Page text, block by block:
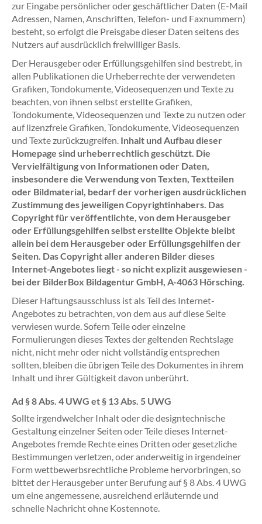
zur Eingabe persönlicher oder geschäftlicher Daten (E-Mail
Adressen, Namen, Anschriften, Telefon- und Faxnummern)
besteht, so erfolgt die Preisgabe dieser Daten seitens des
Nutzers auf ausdrücklich freiwilliger Basis.
Der Herausgeber oder Erfüllungsgehilfen sind bestrebt, in
allen Publikationen die Urheberrechte der verwendeten
Grafiken, Tondokumente, Videosequenzen und Texte zu
beachten, von ihnen selbst erstellte Grafiken,
Tondokumente, Videosequenzen und Texte zu nutzen oder
auf lizenzfreie Grafiken, Tondokumente, Videosequenzen
und Texte zurückzugreifen. Inhalt und Aufbau dieser
Homepage sind urheberrechtlich geschützt. Die
Vervielfältigung von Informationen oder Daten,
insbesondere die Verwendung von Texten, Textteilen
oder Bildmaterial, bedarf der vorherigen ausdrücklichen
Zustimmung des jeweiligen Copyrightinhabers. Das
Copyright für veröffentlichte, von dem Herausgeber
oder Erfüllungsgehilfen selbst erstellte Objekte bleibt
allein bei dem Herausgeber oder Erfüllungsgehilfen der
Seiten. Das Copyright aller anderen Bilder dieses
Internet-Angebotes liegt - so nicht explizit ausgewiesen -
bei der BilderBox Bildagentur GmbH, A-4063 Hörsching.
Dieser Haftungsausschluss ist als Teil des Internet-
Angebotes zu betrachten, von dem aus auf diese Seite
verwiesen wurde. Sofern Teile oder einzelne
Formulierungen dieses Textes der geltenden Rechtslage
nicht, nicht mehr oder nicht vollständig entsprechen
sollten, bleiben die übrigen Teile des Dokumentes in ihrem
Inhalt und ihrer Gültigkeit davon unberührt.
Ad § 8 Abs. 4 UWG et § 13 Abs. 5 UWG
Sollte irgendwelcher Inhalt oder die designtechnische
Gestaltung einzelner Seiten oder Teile dieses Internet-
Angebotes fremde Rechte eines Dritten oder gesetzliche
Bestimmungen verletzen, oder anderweitig in irgendeiner
Form wettbewerbsrechtliche Probleme hervorbringen, so
bittet der Herausgeber unter Berufung auf § 8 Abs. 4 UWG
um eine angemessene, ausreichend erläuternde und
schnelle Nachricht ohne Kostennote.